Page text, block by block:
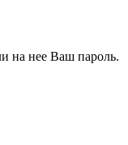
на нее Ваш пароль.